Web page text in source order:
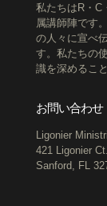
私たちはR・C
属講師陣です
の人々に宣べ
す。私たちの
識を深めるこ
お問い合わせ
Ligonier
421 Ligonier Ct.
Sanford, FL